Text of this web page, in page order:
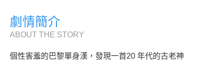
劇情簡介
ABOUT THE STORY
個性害羞的巴黎單身漢，發現一首20 年代的古老神